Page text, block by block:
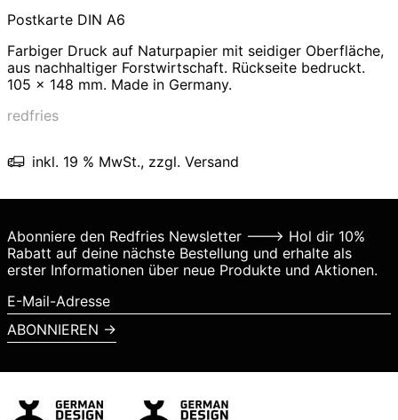
Postkarte DIN A6
Farbiger Druck auf Naturpapier mit seidiger Oberfläche,
aus nachhaltiger Forstwirtschaft. Rückseite bedruckt.
105 x 148 mm. Made in Germany.
redfries
inkl. 19 % MwSt., zzgl. Versand
Abonniere den Redfries Newsletter ---> Hol dir 10%
Rabatt auf deine nächste Bestellung und erhalte als
erster Informationen über neue Produkte und Aktionen.
E-
Mail-
Adresse
ABONNIEREN →
Dänemark (DKK kr.)
Deutschland (EUR €)
Estland (EUR €)
Irland (EUR €)
Island (ISK kr)
Italien (EUR €)
Japan (JPY ¥)
Kanada (CAD $)
Kroatien (EUR €)